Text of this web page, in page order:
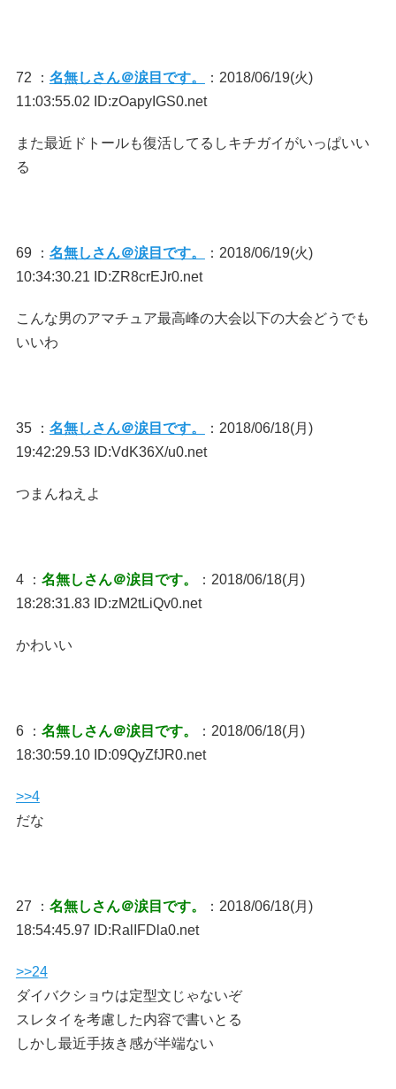
72 ： 名無しさん＠涙目です。
：2018/06/19(火)
11:03:55.02 ID:zOapyIGS0.net
また最近ドトールも復活してるしキチガイがいっぱいい
る
69 ： 名無しさん＠涙目です。
：2018/06/19(火)
10:34:30.21 ID:ZR8crEJr0.net
こんな男のアマチュア最高峰の大会以下の大会どうでも
いいわ
35 ： 名無しさん＠涙目です。
：2018/06/18(月)
19:42:29.53 ID:VdK36X/u0.net
つまんねえよ
4 ： 名無しさん＠涙目です。
：2018/06/18(月)
18:28:31.83 ID:zM2tLiQv0.net
かわいい
6 ： 名無しさん＠涙目です。
：2018/06/18(月)
18:30:59.10 ID:09QyZfJR0.net
>>4
だな
27 ： 名無しさん＠涙目です。
：2018/06/18(月)
18:54:45.97 ID:RalIFDla0.net
>>24
ダイバクショウは定型文じゃないぞ
スレタイを考慮した内容で書いとる
しかし最近手抜き感が半端ない